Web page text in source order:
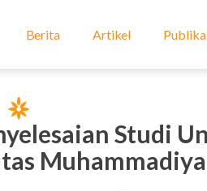
Berita Artikel
Studi